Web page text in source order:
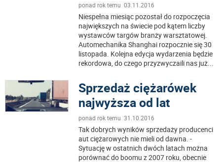
ponad rok temu 03.11.2016
Niespełna miesiąc pozostał do rozpoczęcia
największych na świecie pod kątem liczby
wystawców targów branży warsztatowej.
Automechanika Shanghai rozpocznie się 30
listopada. Kolejna edycja wydarzenia będzie
rekordowa, do czego przyzwyczaili nas już...
Sprzedaż ciężarówek
najwyższa od lat
ponad rok temu 31.10.2016
Tak dobrych wyników sprzedaży producenci
aut ciężarowych nie mieli od dawna. -
Sytuację w ostatnich dwóch latach można
porównać do boomu z 2007 roku, obecnie